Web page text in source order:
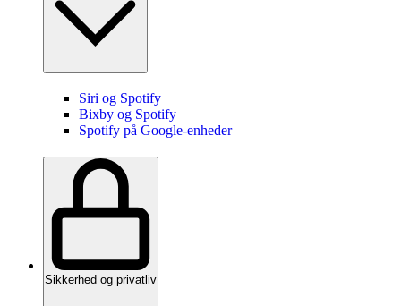
Siri og Spotify
Bixby og Spotify
Spotify på Google-enheder
Sikkerhed og privatliv